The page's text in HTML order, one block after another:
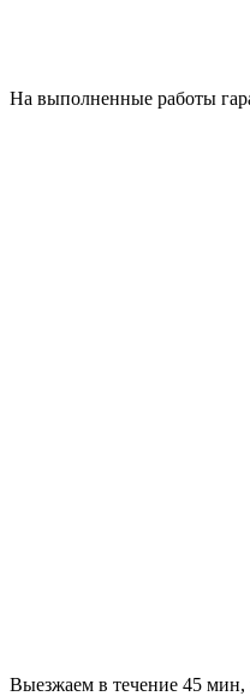
На выполненные работы
Выезжаем в течение 45 мин,